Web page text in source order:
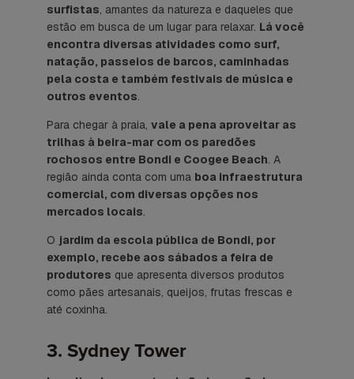
surfistas, amantes da natureza e daqueles que
estão em busca de um lugar para relaxar. Lá você
encontra diversas atividades como surf,
natação, passeios de barcos, caminhadas
pela costa e também festivais de música e
outros eventos.
Para chegar à praia, vale a pena aproveitar as
trilhas à beira-mar com os paredões
rochosos entre Bondi e Coogee Beach. A
região ainda conta com uma boa infraestrutura
comercial, com diversas opções nos
mercados locais.
O jardim da escola pública de Bondi, por
exemplo, recebe aos sábados a feira de
produtores que apresenta diversos produtos
como pães artesanais, queijos, frutas frescas e
até coxinha.
3. Sydney Tower